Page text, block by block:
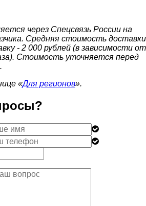
через Спецсвязь России на
Средняя стоимость доставки
- 2 000 рублей (в зависимости от
Стоимость уточняется перед
«Для регионов».